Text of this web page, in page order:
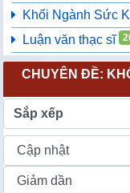
Khối Ngành Sức
Luận văn thạc sĩ
CHUYÊN ĐỀ:
Sắp xếp